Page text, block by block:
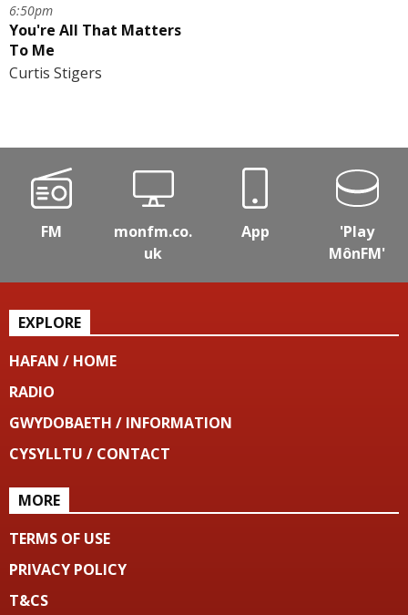
6:50pm
You're All That Matters
To Me
Curtis Stigers
FM
monfm.co.
uk
App
'Play
MônFM'
EXPLORE
HAFAN / HOME
RADIO
GWYDOBAETH / INFORMATION
CYSYLLTU / CONTACT
MORE
TERMS OF USE
PRIVACY POLICY
T&CS